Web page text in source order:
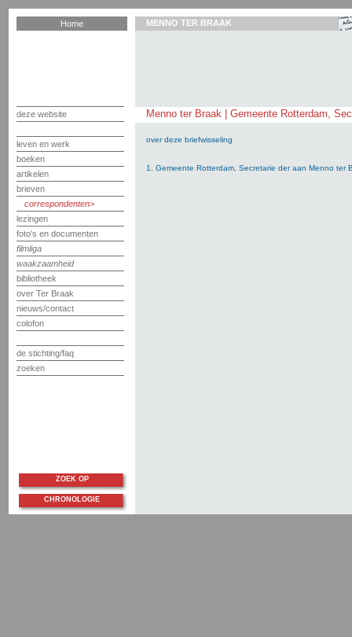
Home
deze website
leven en werk
boeken
artikelen
brieven
correspondenten
lezingen
foto's en documenten
filmliga
waakzaamheid
bibliotheek
over Ter Braak
nieuws/contact
colofon
de stichting/faq
zoeken
MENNO TER BRAAK
Menno ter Braak | Gemeente Rotterdam,
over deze briefwisseling
1. Gemeente Rotterdam, Secretarie der aan Menno ter
ZOEK OP
CHRONOLOGIE